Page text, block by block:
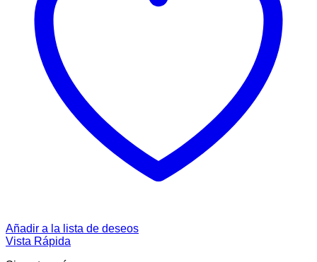
Añadir a la lista de deseos
Vista Rápida